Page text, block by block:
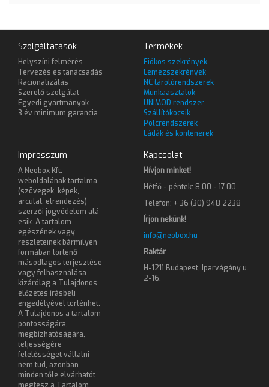
Szolgáltatások
Helyszíni felmérés
Tervezés és tanácsadás
Racionalizálás
Szerelő szolgálat
Egyedi gyártmányok
3 év minimum garancia
Termékek
Fiókos szekrények
Lemezszekrények
NC tárolórendszerek
Munkaasztalok
UNIMOD rendszer
Szállítókocsik
Polcrendszerek
Ládák és konténerek
Impresszum
A Neobox Kft.
weboldalának tartalma
(szövegek, képek,
arculat, elrendezés)
szerzői jogvédelem alá
esik. A tartalom
egészének vagy
részleteinek bármilyen
formában történő
másodlagos terjesztése
vagy felhasználása
kizárólag a Tulajdonos
előzetes írásbeli
engedélyével történhet.
A Tulajdonos a tartalom
pontosságára,
megbízhatóságára,
teljességére
felelősséget vállalni
nem tud, azonban
minden tőle elvárhatót
Kapcsolat
Hívjon minket!
Hétfő - péntek: 8.00 - 17.00
Telefon: + 36 (30) 948 2238
Írjon nekünk!
info@neobox.hu
Raktár
H-1211 Budapest, Iparvágány u.
2-16.